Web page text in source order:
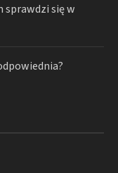
sprawdzi się w